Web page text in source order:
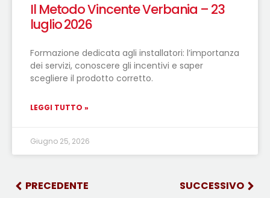
Il Metodo Vincente Verbania – 23
luglio 2026
Formazione dedicata agli installatori: l’importanza
dei servizi, conoscere gli incentivi e saper
scegliere il prodotto corretto.
LEGGI TUTTO »
Giugno 25, 2026
PRECEDENTE SUCCESSIVO